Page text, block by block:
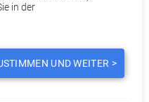
in der
UND WEITER >